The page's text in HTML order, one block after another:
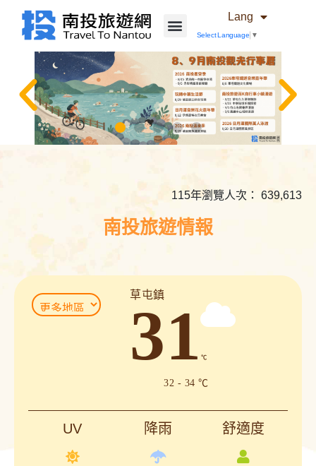
Lang
Select Language ▼
115年瀏覽人次： 639,613
南投旅遊情報
草屯鎮
31℃
32 - 34 ℃
UV 降雨 舒適度